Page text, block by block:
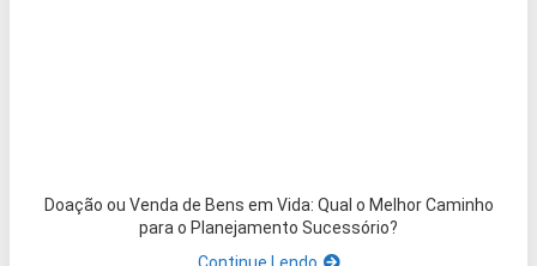
Doação ou Venda de Bens em Vida: Qual o Melhor Caminho
para o Planejamento Sucessório?